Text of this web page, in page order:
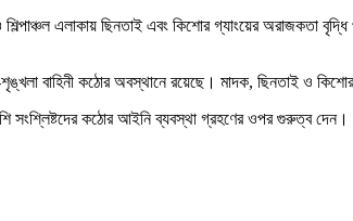
শিল্পাঞ্চল এলাকায় ছিনতাই এবং কিশোর গ্যাংয়ের
বাহিনী কঠোর অবস্থানে রয়েছে। মাদক, ছিনতাই ও কিশোর
সংশ্লিষ্টদের কঠোর আইনি ব্যবস্থা গ্রহণের ওপর গুরুত্ব দেন।